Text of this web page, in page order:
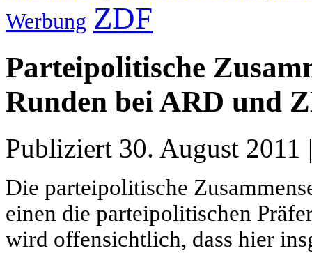
Werbung ZDF
Parteipolitische
Runden bei ARD und
Publiziert 30. August 2011
Die parteipolitische
einen die parteipolitischen
wird offensichtlich, dass hier